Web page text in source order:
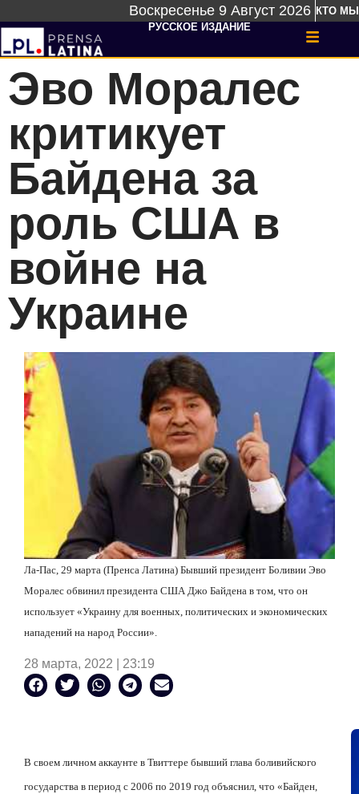
Воскресенье 9 Август 2026 КТО МЫ
РУССКОЕ ИЗДАНИЕ
Эво Моралес
критикует
Байдена за
роль США в
войне на
Украине
Ла-Пас, 29 марта (Пренса Латина) Бывший президент Боливии Эво
Моралес обвинил президента США Джо Байдена в том, что он
использует «Украину для военных, политических и экономических
нападений на народ России».
28 марта, 2022 | 23:19
В своем личном аккаунте в Твиттере бывший глава боливийского
государства в период с 2006 по 2019 год объяснил, что «Байден,